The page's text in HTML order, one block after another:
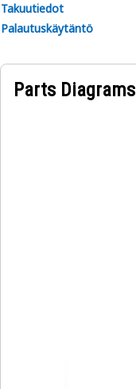
Takuutiedot
Palautuskäytäntö
Parts Diagrams